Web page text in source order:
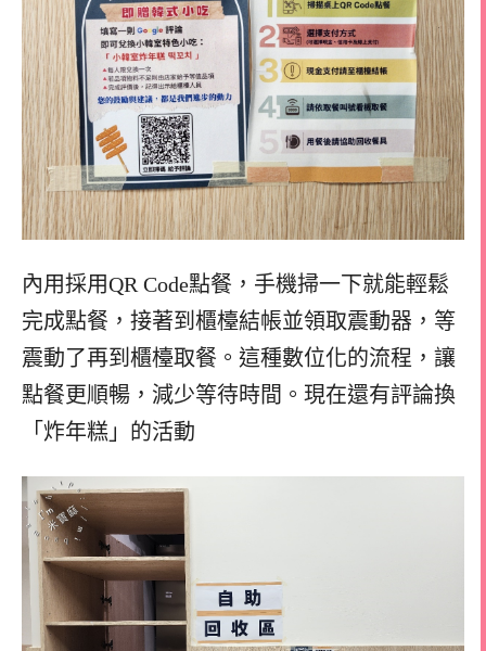
內用採用QR Code點餐，手機掃一下就能輕鬆
完成點餐，接著到櫃檯結帳並領取震動器，等
震動了再到櫃檯取餐。這種數位化的流程，讓
點餐更順暢，減少等待時間。 現在還有評論換
「炸年糕」的活動